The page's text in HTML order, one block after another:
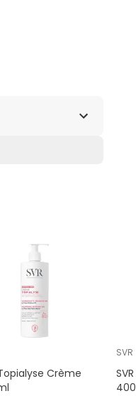
Crème
SVR